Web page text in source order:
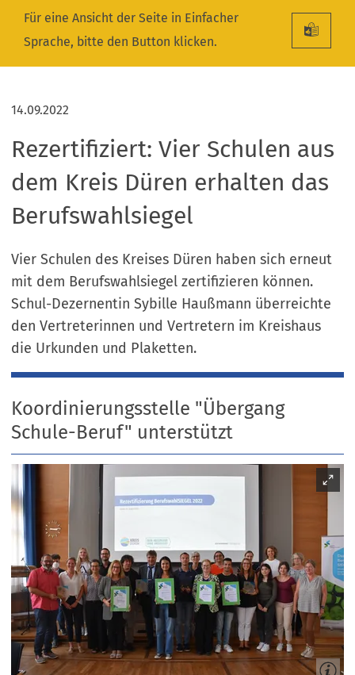
Für eine Ansicht der Seite in Einfacher
Sprache, bitte den Button klicken.
14.09.2022
Rezertifiziert: Vier Schulen aus
dem Kreis Düren erhalten das
Berufswahlsiegel
Vier Schulen des Kreises Düren haben sich erneut
mit dem Berufswahlsiegel zertifizieren können.
Schul-Dezernentin Sybille Haußmann überreichte
den Vertreterinnen und Vertretern im Kreishaus
die Urkunden und Plaketten.
Koordinierungsstelle "Übergang
Schule-Beruf" unterstützt